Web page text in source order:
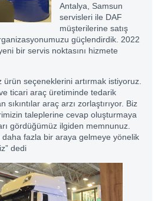
Antalya, Samsun
servisleri ile DAF
müşterilerine satış
güçlendirdik. 2022
bir servis noktasını hizmete
seçeneklerini artırmak istiyoruz.
ticari araç üretiminde tedarik
araç arzı zorlaştırıyor. Biz
taleplerine cevap oluşturmaya
gördüğümüz ilgiden memnunuz.
fazla bir araya gelmeye yönelik
dedi